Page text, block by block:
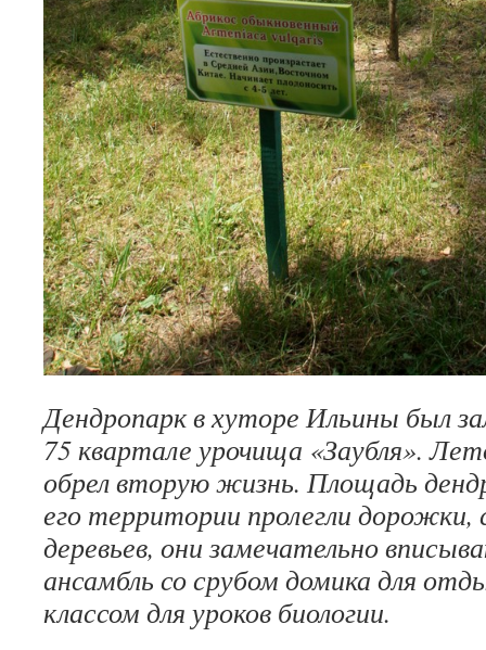
Дендропарк в хуторе Ильины был
75 квартале урочища «Заубля».
обрел вторую жизнь. Площадь
его территории пролегли дорожки,
деревьев, они замечательно
ансамбль со срубом домика для
классом для уроков биологии.